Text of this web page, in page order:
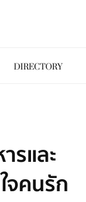
DIRECTORY
รและ
จคนรัก